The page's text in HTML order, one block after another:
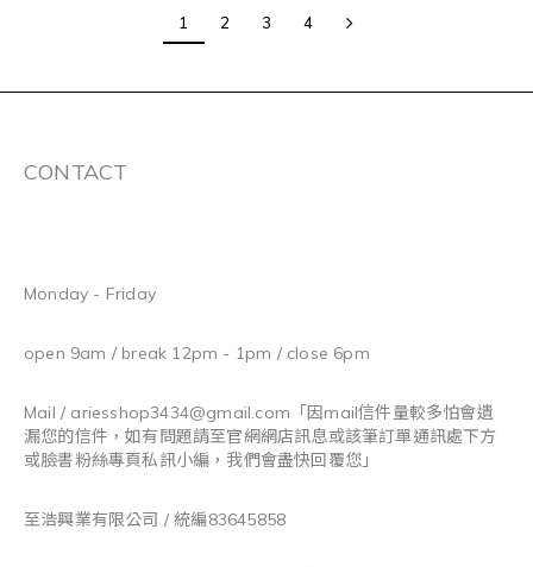
1 2 3 4
CONTACT
Monday - Friday
open 9am / break 12pm - 1pm / close 6pm
Mail / ariesshop3434@gmail.com 「因mail信件量較多怕會遺
漏您的信件，如有問題請至官網網店訊息或該筆訂單通訊處下方
或臉書粉絲專頁私訊小編，我們會盡快回覆您」
至浩興業有限公司 / 統編83645858